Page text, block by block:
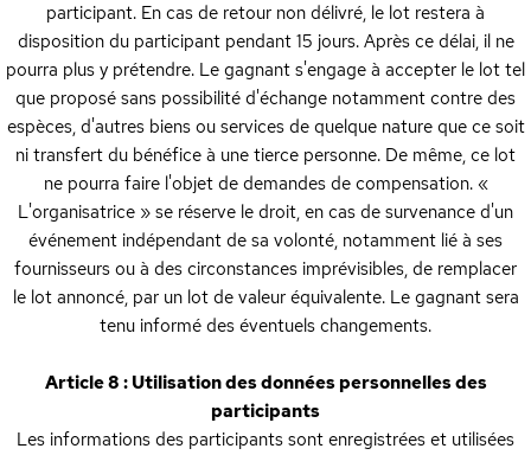
participant. En cas de retour non délivré, le lot restera à
disposition du participant pendant 15 jours. Après ce délai, il ne
pourra plus y prétendre. Le gagnant s'engage à accepter le lot tel
que proposé sans possibilité d'échange notamment contre des
espèces, d'autres biens ou services de quelque nature que ce soit
ni transfert du bénéfice à une tierce personne. De même, ce lot
ne pourra faire l'objet de demandes de compensation. «
L'organisatrice » se réserve le droit, en cas de survenance d'un
événement indépendant de sa volonté, notamment lié à ses
fournisseurs ou à des circonstances imprévisibles, de remplacer
le lot annoncé, par un lot de valeur équivalente. Le gagnant sera
tenu informé des éventuels changements.
Article 8 : Utilisation des données personnelles des
participants
Les informations des participants sont enregistrées et utilisées